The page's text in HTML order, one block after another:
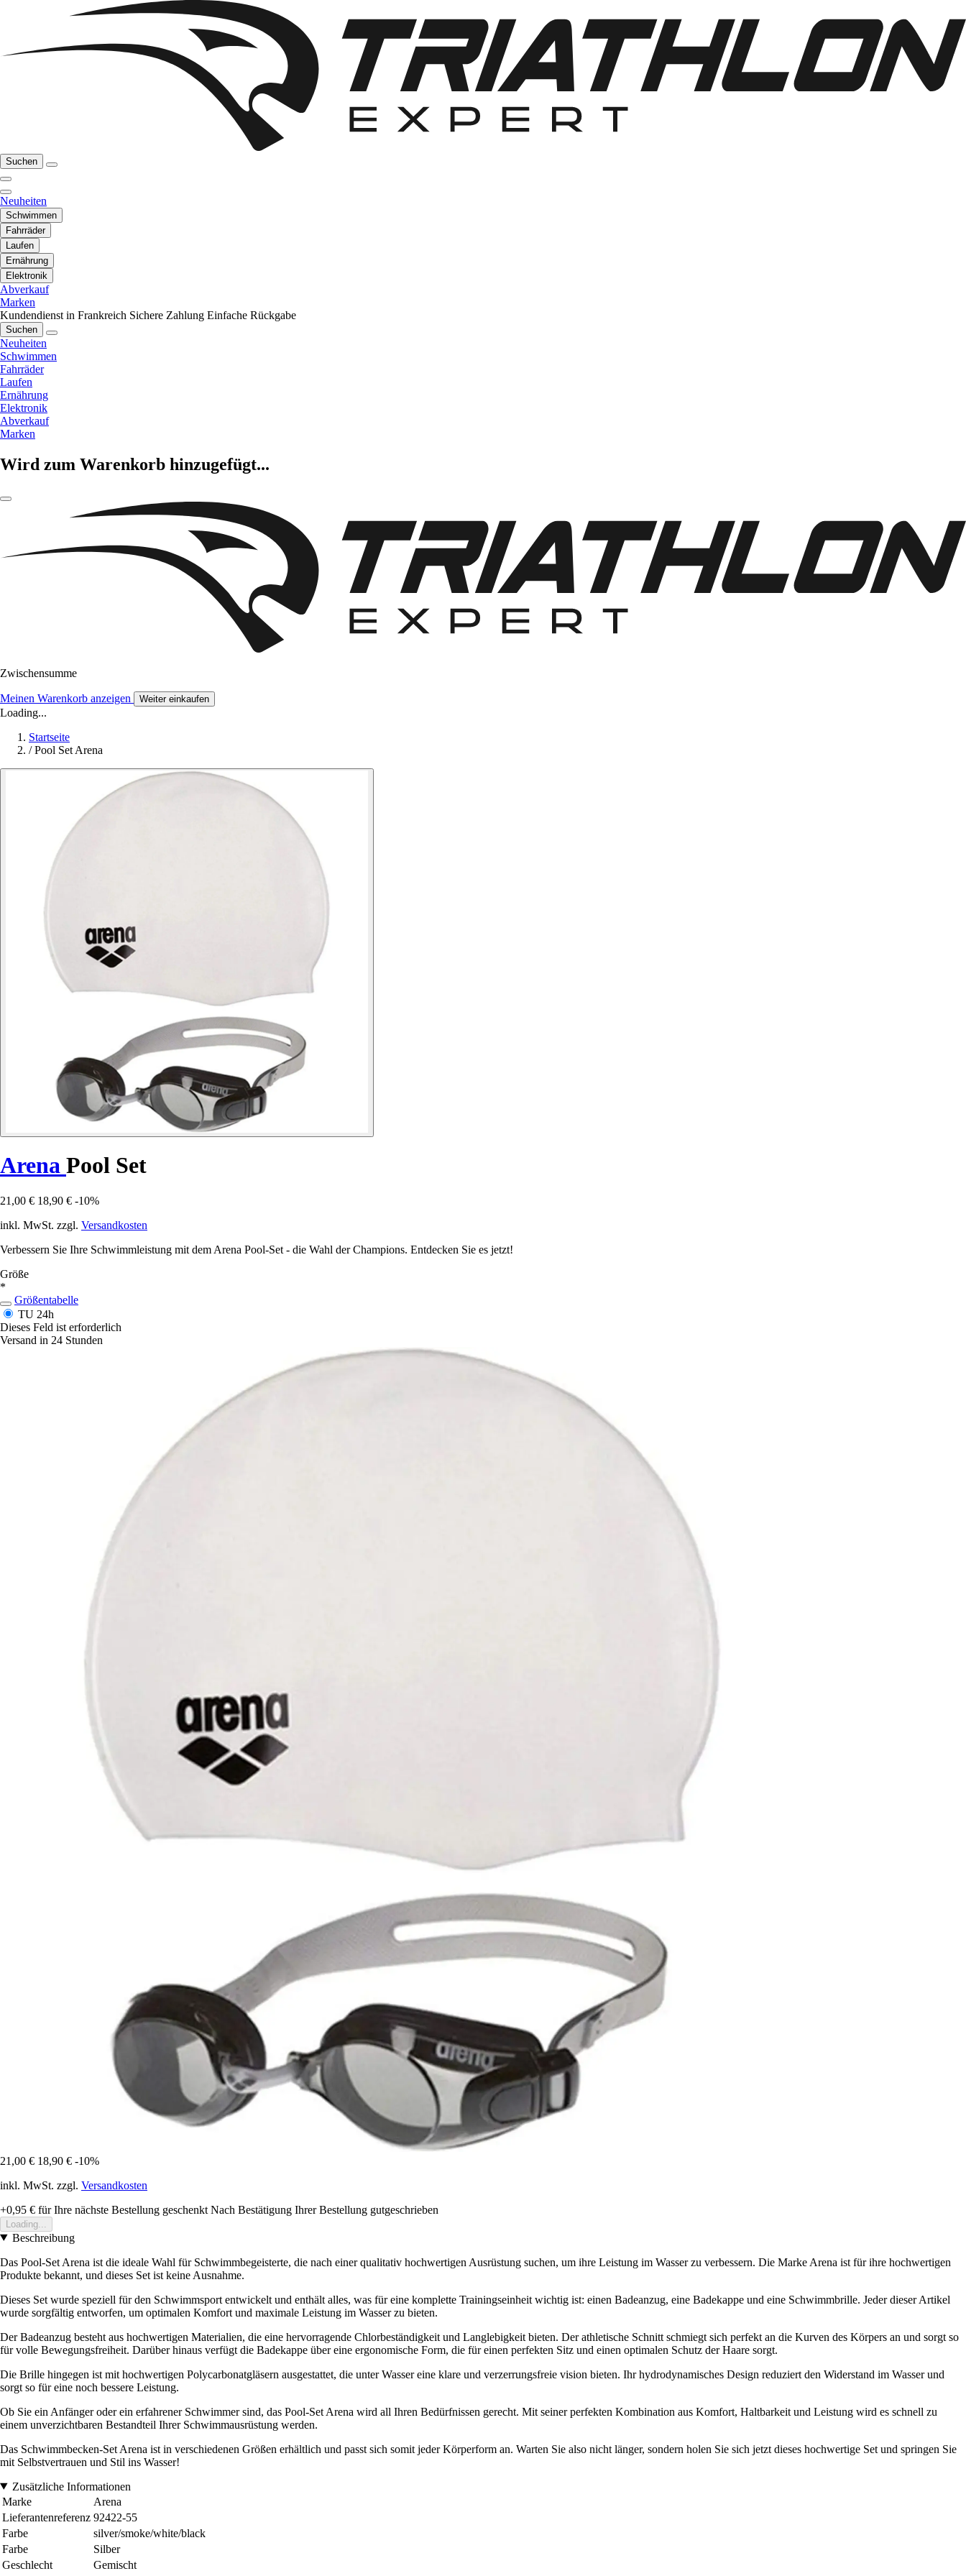
Suchen
Neuheiten
Schwimmen
Fahrräder
Laufen
Ernährung
Elektronik
Abverkauf
Marken
Kundendienst in Frankreich Sichere Zahlung Einfache Rückgabe
Suchen
Neuheiten
Schwimmen
Fahrräder
Laufen
Ernährung
Elektronik
Abverkauf
Marken
Wird zum Warenkorb hinzugefügt...
Zwischensumme
Meinen Warenkorb anzeigen Weiter einkaufen
Loading...
Startseite
/ Pool Set Arena
Arena Pool Set
21,00 € 18,90 € -10%
inkl. MwSt. zzgl. Versandkosten
Verbessern Sie Ihre Schwimmleistung mit dem Arena Pool-Set - die Wahl der Champions. Entdecken Sie es jetzt!
Größe
*
Größentabelle
TU 24h
Dieses Feld ist erforderlich
Versand in 24 Stunden
21,00 € 18,90 € -10%
inkl. MwSt. zzgl. Versandkosten
+0,95 € für Ihre nächste Bestellung geschenkt Nach Bestätigung Ihrer Bestellung gutgeschrieben
Loading...
Beschreibung
Das Pool-Set Arena ist die ideale Wahl für Schwimmbegeisterte, die nach einer qualitativ hochwertigen Ausrüstung suchen, um ihre Leistung im Wasser zu verbessern. Die Marke Arena ist für ihre hochwertigen
Produkte bekannt, und dieses Set ist keine Ausnahme.
Dieses Set wurde speziell für den Schwimmsport entwickelt und enthält alles, was für eine komplette Trainingseinheit wichtig ist: einen Badeanzug, eine Badekappe und eine Schwimmbrille. Jeder dieser Artikel
wurde sorgfältig entworfen, um optimalen Komfort und maximale Leistung im Wasser zu bieten.
Der Badeanzug besteht aus hochwertigen Materialien, die eine hervorragende Chlorbeständigkeit und Langlebigkeit bieten. Der athletische Schnitt schmiegt sich perfekt an die Kurven des Körpers an und sorgt so
für volle Bewegungsfreiheit. Darüber hinaus verfügt die Badekappe über eine ergonomische Form, die für einen perfekten Sitz und einen optimalen Schutz der Haare sorgt.
Die Brille hingegen ist mit hochwertigen Polycarbonatgläsern ausgestattet, die unter Wasser eine klare und verzerrungsfreie vision bieten. Ihr hydrodynamisches Design reduziert den Widerstand im Wasser und
sorgt so für eine noch bessere Leistung.
Ob Sie ein Anfänger oder ein erfahrener Schwimmer sind, das Pool-Set Arena wird all Ihren Bedürfnissen gerecht. Mit seiner perfekten Kombination aus Komfort, Haltbarkeit und Leistung wird es schnell zu
einem unverzichtbaren Bestandteil Ihrer Schwimmausrüstung werden.
Das Schwimmbecken-Set Arena ist in verschiedenen Größen erhältlich und passt sich somit jeder Körperform an. Warten Sie also nicht länger, sondern holen Sie sich jetzt dieses hochwertige Set und springen Sie
mit Selbstvertrauen und Stil ins Wasser!
Zusätzliche Informationen
Marke
Arena
Lieferantenreferenz 92422-55
Farbe
silver/smoke/white/black
Farbe
Silber
Geschlecht
Gemischt